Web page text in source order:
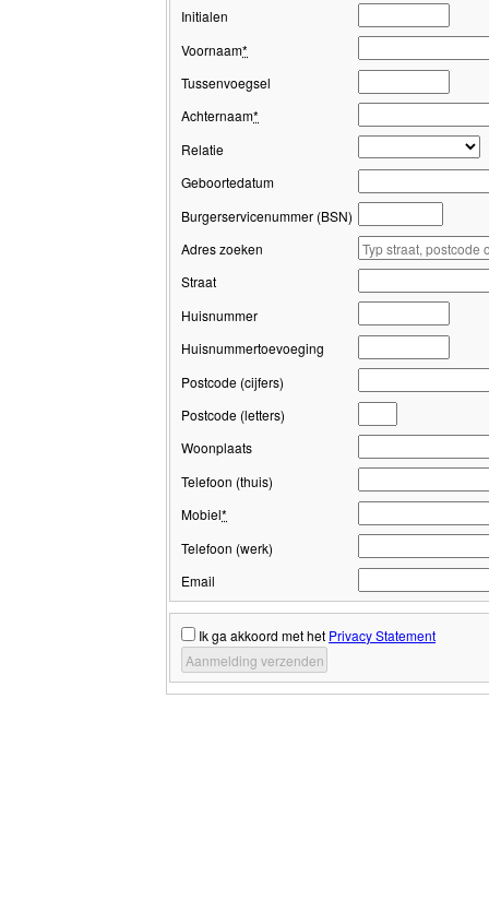
Initialen
Voornaam*
Tussenvoegsel
Achternaam*
Relatie
Geboortedatum
Burgerservicenummer (BSN)
Adres zoeken
Straat
Huisnummer
Huisnummertoevoeging
Postcode (cijfers)
Postcode (letters)
Woonplaats
Telefoon (thuis)
Mobiel*
Telefoon (werk)
Email
Ik ga akkoord met het Privacy Statement